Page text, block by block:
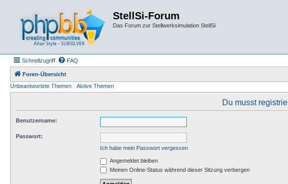
StellSi-Forum
Das Forum zur Stellwerksimulation StellSi
Schnellzugriff FAQ
Foren-Übersicht
Unbeantwortete Themen
Aktive Themen
Du musst
Benutzername:
Passwort:
Ich habe mein Passwort vergessen
Angemeldet bleiben
Meinen Online-Status während dieser Sitzung verbergen